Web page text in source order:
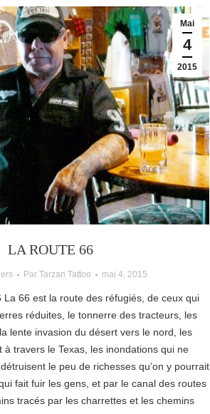
Mai
4
2015
LA ROUTE 66
Par Tarzan Tattoo mai 4, 2015
La 66 est la route des réfugiés, de ceux qui
réduites, le tonnerre des tracteurs, les
lente invasion du désert vers le nord, les
à travers le Texas, les inondations qui ne
le peu de richesses qu’on y pourrait
fait fuir les gens, et par le canal des routes
tracés par les charrettes et les chemins